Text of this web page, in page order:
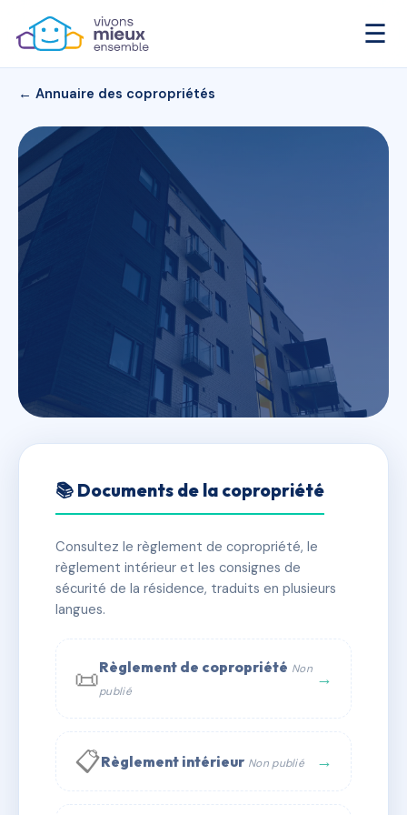
☰
← Annuaire des copropriétés
178 rue du Fbg St Antoine -
MS7059
📍 178 RUE DU FAUBOURG SAINT ANTOINE 75012
PARIS
✓ Immatriculée
📞 Contacter Syndic Digital 💬 WhatsApp
✉ Email
📚 Documents de la copropriété
Consultez le règlement de copropriété, le
règlement intérieur et les consignes de
sécurité de la résidence, traduits en plusieurs
langues.
📜Règlement de copropriété Non
publié
→
📋Règlement intérieur Non publié →